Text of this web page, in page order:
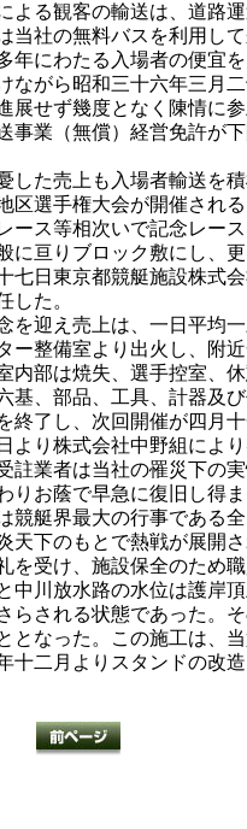
よる観客の輸送は、道路
社の無料バスを利用し
年にわたる入場者の便宜
ながら昭和三十六年三月
展せず幾度となく陳情に
事業（無償）経営免許が
た売上も入場者輸送を
区選手権大会が開催され
ース等相次いで記念レー
に亘りブロック敷にし、
日東京都競艇施設株式
した。
迎え売上は、一日平均
ー整備室より出火し、附
内部は焼失、選手控室、
基、部品、工具、計器及
終了し、次回開催が四月
より株式会社中野組によ
註業者は当社の罹災下の
りお蔭で早急に復旧し得
艇界最大の行事である
天下のもとで熱戦が展開
を受け、施設保全のため
川放水路の水位は護岸
らされる状態であった。
となった。この施工は、
十二月よりスタンドの改